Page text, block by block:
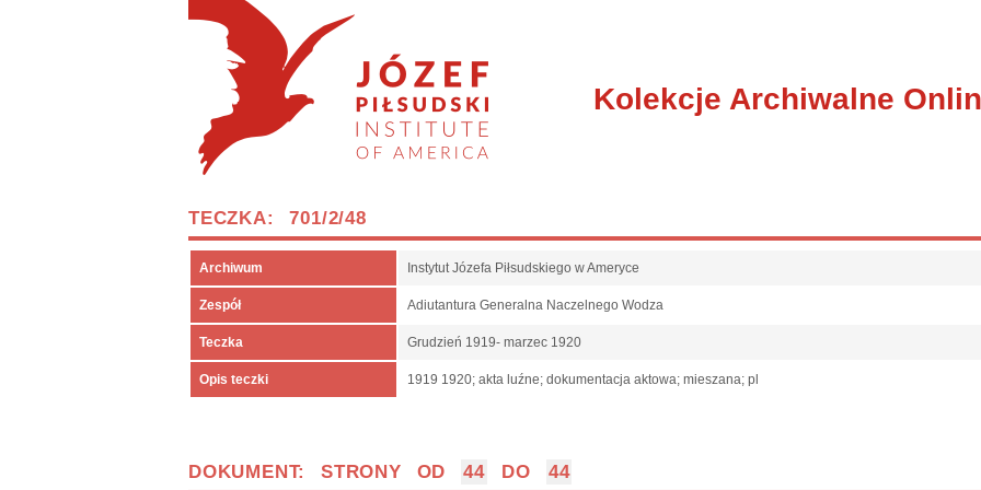
Kolekcje Archiwalne
TECZKA: 701/2/48
Archiwum Instytut Józefa Piłsudskiego w Ameryce
Zespół Adiutantura Generalna Naczelnego Wodza
Teczka Grudzień 1919- marzec 1920
Opis teczki 1919 1920; akta luźne; dokumentacja aktowa; mieszana; pl
DOKUMENT: STRONY OD 44 DO 44